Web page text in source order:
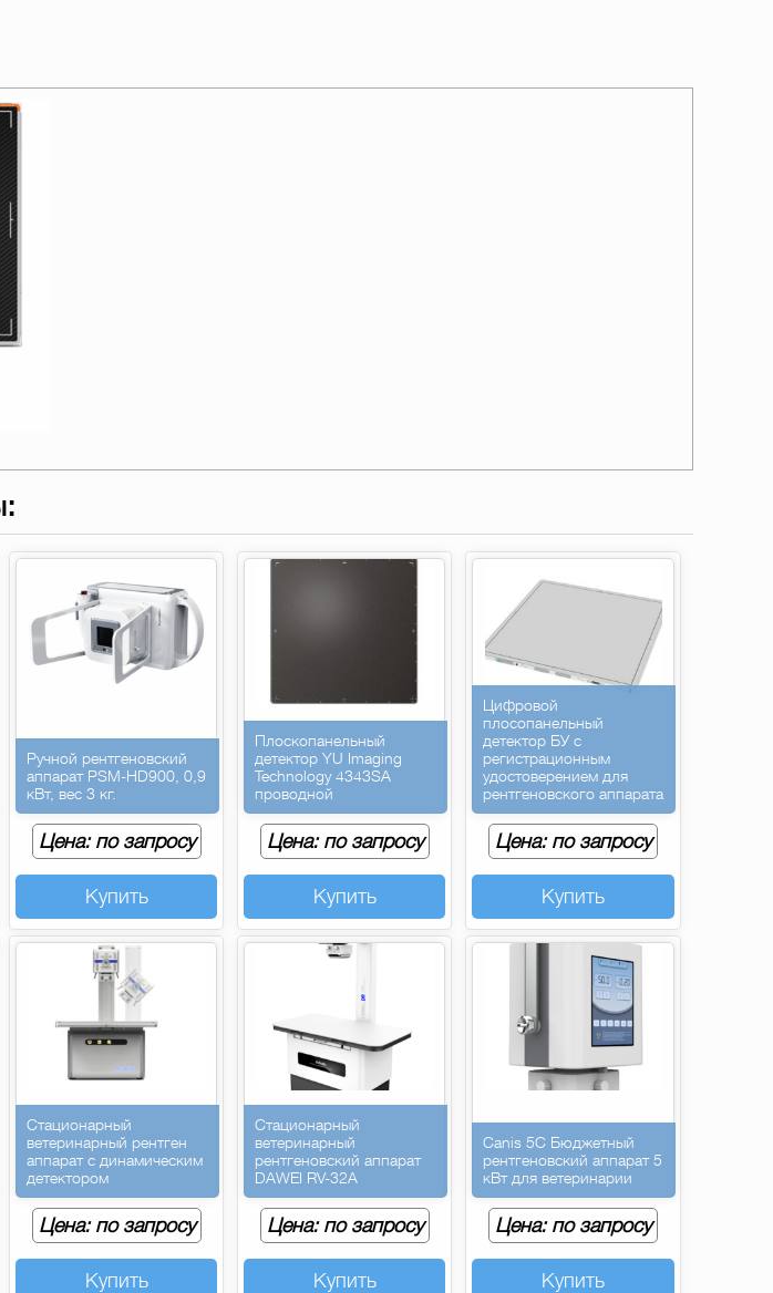
Ручной рентгеновский
аппарат PSM-HD900, 0,9
кВт, вес 3 кг.
Цена: по запросу
Купить
Плоскопанельный
детектор YU Imaging
Technology 4343SA
проводной
Цена: по запросу
Купить
Цифровой
плосопанельный
детектор БУ с
регистрационным
удостоверением для
рентгеновского аппарата
Цена: по запросу
Купить
Стационарный
ветеринарный рентген
аппарат с динамическим
детектором
Цена: по запросу
Купить
Стационарный
ветеринарный
рентгеновский аппарат
DAWEI RV-32A
Цена: по запросу
Купить
Canis 5C Бюджетный
рентгеновский аппарат 5
кВт для ветеринарии
Цена: по запросу
Купить